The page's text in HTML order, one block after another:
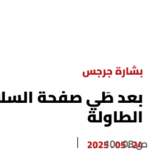
بشارة جرجس
بعد طَي صفحة
الطاولة
24 . 05 . 2025
10 : 08 ص